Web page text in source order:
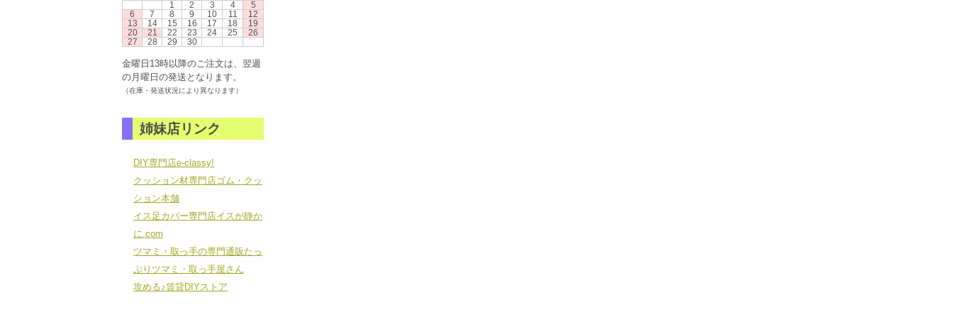
1
2 3 4
5
6
7 8 9 10 11
12
13
14 15 16 17 18
19
20
21 22 23 24 25
26
27
28 29 30
金曜日13時以降のご注文は、翌週
の月曜日の発送となります。
（在庫・発送状況により異なります）
姉妹店リンク
DIY専門店e-classy!
クッション材専門店ゴム・クッ
ション本舗
イス足カバー専門店イスが静か
に.com
ツマミ・取っ手の専門通販たっ
ぷりツマミ・取っ手屋さん
攻める♪賃貸DIYストア